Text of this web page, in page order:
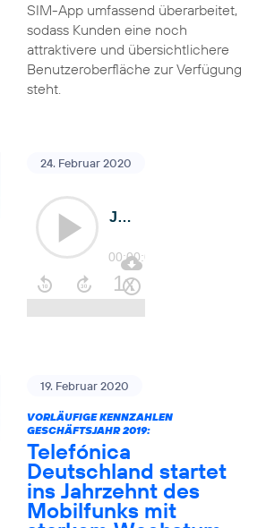
SIM-App umfassend überarbeitet,
sodass Kunden eine noch
attraktivere und übersichtlichere
Benutzeroberfläche zur Verfügung
steht.
24. Februar 2020
19. Februar 2020
VORLÄUFIGE KENNZAHLEN
GESCHÄFTSJAHR 2019:
Telefónica
Deutschland startet
ins Jahrzehnt des
Mobilfunks mit